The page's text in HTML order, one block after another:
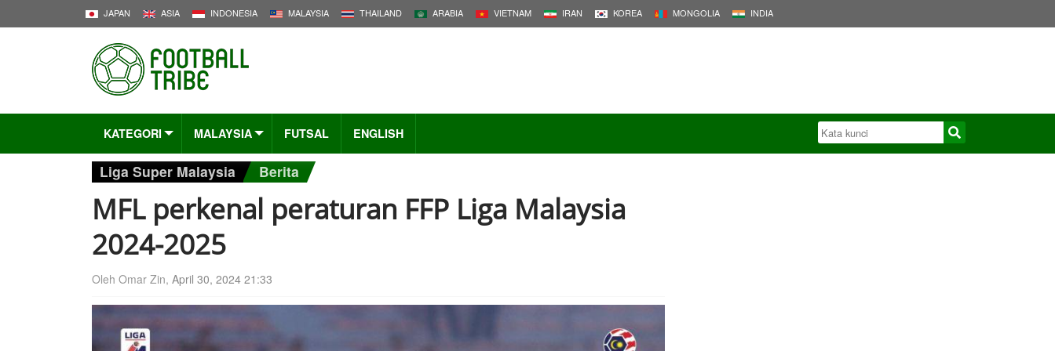
JAPAN ASIA INDONESIA MALAYSIA THAILAND ARABIA VIETNAM IRAN KOREA MONGOLIA INDIA
KATEGORI MALAYSIA FUTSAL ENGLISH
Liga Super Malaysia Berita
MFL perkenal peraturan FFP Liga Malaysia
2024-2025
Oleh Omar Zin, April 30, 2024 21:33